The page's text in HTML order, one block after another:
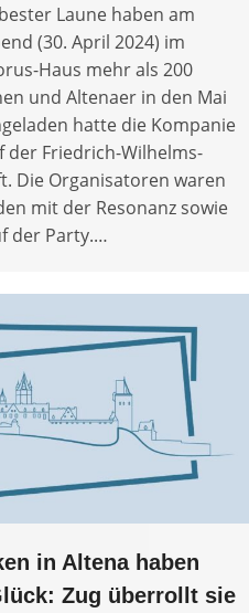
Laune haben am
(30. April 2024) im
Haus mehr als 200
und Altenaer in den Mai
hatte die Kompanie
der Friedrich-Wilhelms-
Die Organisatoren waren
mit der Resonanz sowie
der Party.…
in Altena haben
Zug überrollt sie